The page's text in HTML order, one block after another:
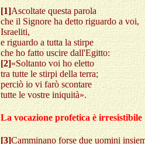
[1]Ascoltate questa parola
che il Signore ha detto riguardo a voi,
Israeliti,
e riguardo a tutta la stirpe
che ho fatto uscire dall'Egitto:
[2]«Soltanto voi ho eletto
tra tutte le stirpi della terra;
perciò io vi farò scontare
tutte le vostre iniquità».
La vocazione profetica è irresistibile
[3]Camminano forse due uomini